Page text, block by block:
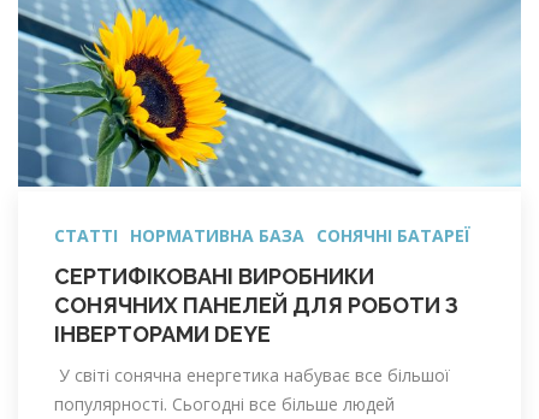
СТАТТІ НОРМАТИВНА БАЗА СОНЯЧНІ БАТАРЕЇ
СЕРТИФІКОВАНІ ВИРОБНИКИ
СОНЯЧНИХ ПАНЕЛЕЙ ДЛЯ РОБОТИ З
ІНВЕРТОРАМИ DEYE
У світі сонячна енергетика набуває все більшої
популярності. Сьогодні все більше людей